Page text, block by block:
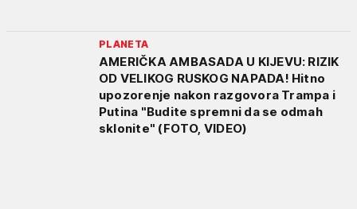
PLANETA
AMERIČKA AMBASADA U KIJEVU: RIZIK
OD VELIKOG RUSKOG NAPADA! Hitno
upozorenje nakon razgovora Trampa i
Putina "Budite spremni da se odmah
sklonite" (FOTO, VIDEO)